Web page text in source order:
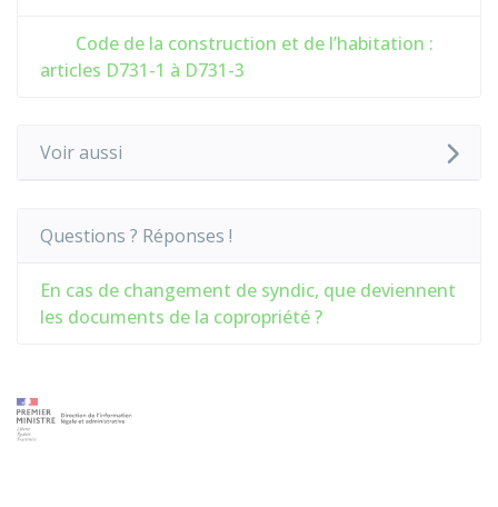
Code de la construction et de l’habitation :
articles D731-1 à D731-3
Voir aussi
Questions ? Réponses !
En cas de changement de syndic, que deviennent
les documents de la copropriété ?